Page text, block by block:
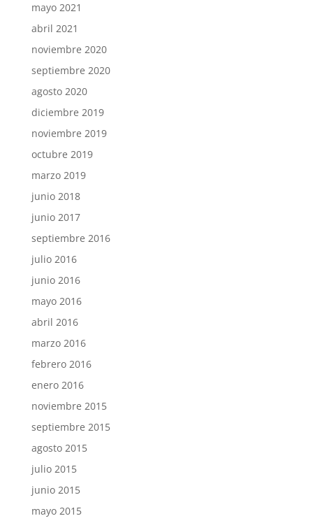
mayo 2021
abril 2021
noviembre 2020
septiembre 2020
agosto 2020
diciembre 2019
noviembre 2019
octubre 2019
marzo 2019
junio 2018
junio 2017
septiembre 2016
julio 2016
junio 2016
mayo 2016
abril 2016
marzo 2016
febrero 2016
enero 2016
noviembre 2015
septiembre 2015
agosto 2015
julio 2015
junio 2015
mayo 2015